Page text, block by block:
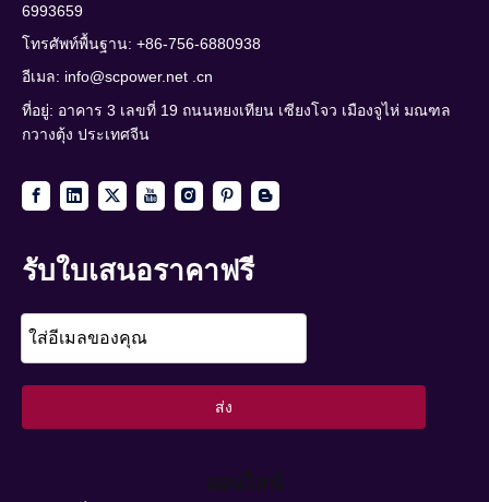
6993659
โทรศัพท์พื้นฐาน: +86-756-6880938
อีเมล: info@scpower.net .cn
ที่อยู่: อาคาร 3 เลขที่ 19 ถนนหยงเทียน เซียงโจว เมืองจูไห่ มณฑล
กวางตุ้ง ประเทศจีน
รับใบเสนอราคาฟรี
ส่ง
ออนไลน์